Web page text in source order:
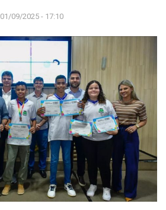
01/09/2025 - 17:10